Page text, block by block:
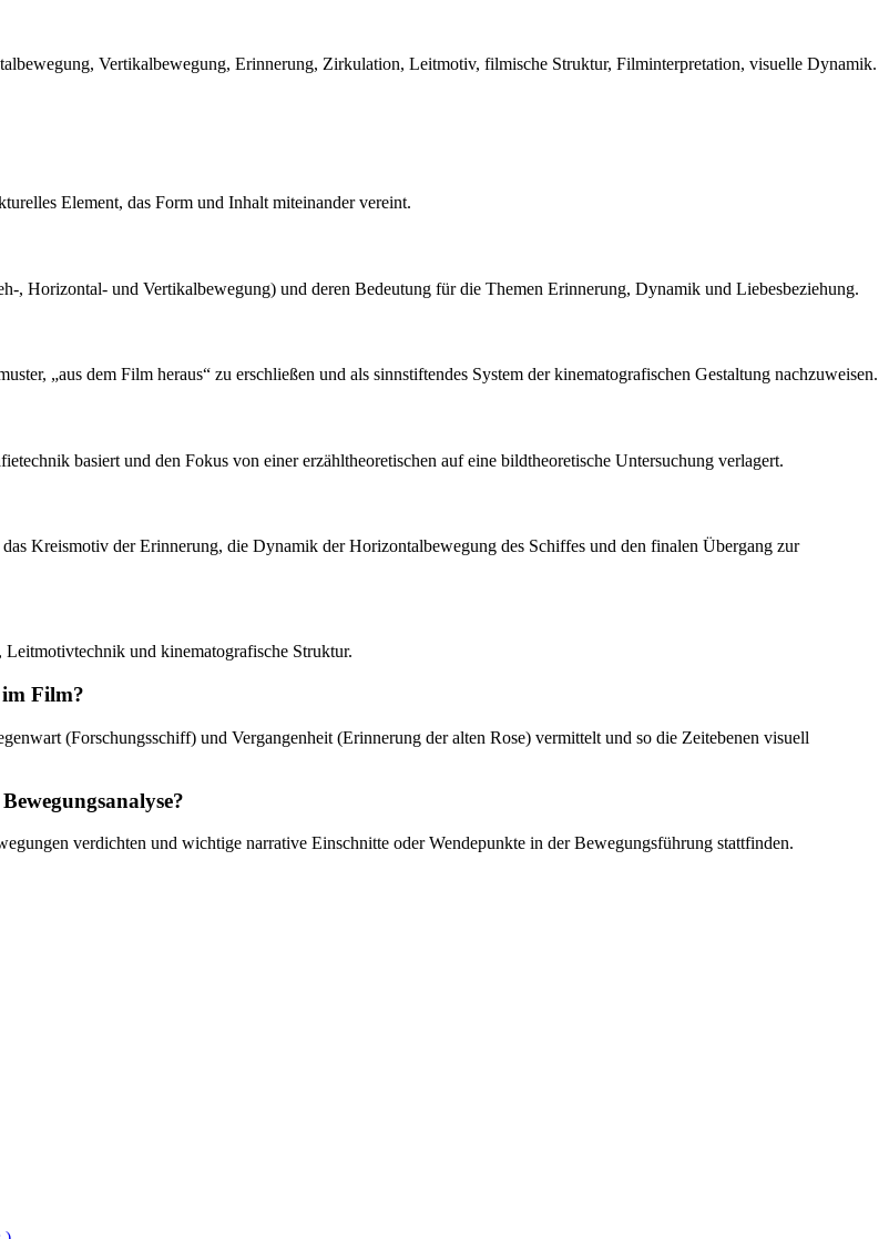
Vertikalbewegung, Erinnerung, Zirkulation, Leitmotiv, filmische Struktur, Filminterpretation, visuelle Dynamik.
Element, das Form und Inhalt miteinander vereint.
, Horizontal- und Vertikalbewegung) und deren Bedeutung für die Themen Erinnerung, Dynamik und Liebesbeziehung.
„aus dem Film heraus“ zu erschließen und als sinnstiftendes System der kinematografischen Gestaltung nachzuweisen.
basiert und den Fokus von einer erzähltheoretischen auf eine bildtheoretische Untersuchung verlagert.
Kreismotiv der Erinnerung, die Dynamik der Horizontalbewegung des Schiffes und den finalen Übergang zur
und kinematografische Struktur.
Film?
(Forschungsschiff) und Vergangenheit (Erinnerung der alten Rose) vermittelt und so die Zeitebenen visuell
verdichten und wichtige narrative Einschnitte oder Wendepunkte in der Bewegungsführung stattfinden.